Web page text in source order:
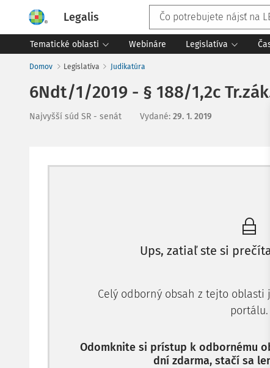
Legalis
Tematické oblasti Webináre Legislatíva
Domov Legislatíva Judikatúra
6Ndt/1/2019 - § 188/1,2c
Najvyšší súd SR - senát Vydané: 29. 1. 2019
Ups, zatiaľ ste si
Celý odborný obsah z tejto
portálu.
Odomknite si prístup k odbornému
dní zdarma, stačí sa